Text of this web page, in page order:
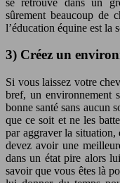
sûrement beaucoup de
l’éducation équine est la
3) Créez un
Si vous laissez votre
bref, un environnement
bonne santé sans aucun
que ce soit et ne les
par aggraver la situation,
devez avoir une
dans un état pire alors
savoir que vous êtes là